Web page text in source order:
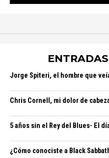
Jorge Spiteri, el hombre que
Chris Cornell, mi dolor de
5 años sin el Rey del Blues- El
¿Cómo conociste a Black